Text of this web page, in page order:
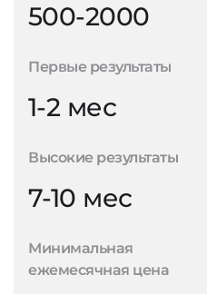
500-2000
Первые результаты
1-2 мес
Высокие результаты
7-10 мес
Минимальная
ежемесячная цена